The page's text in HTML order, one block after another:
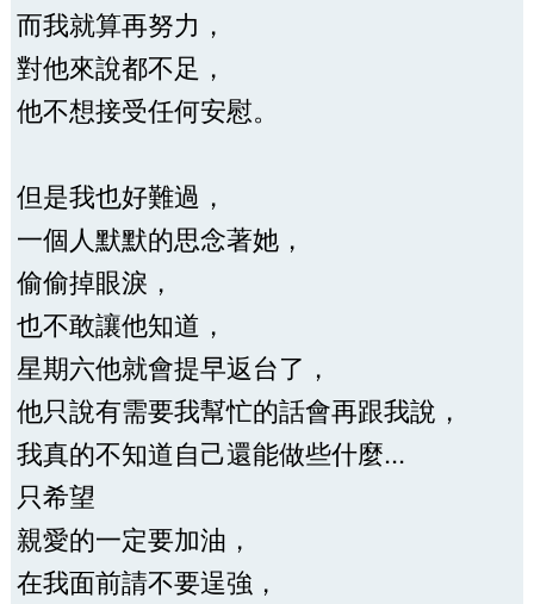
而我就算再努力，
對他來說都不足，
他不想接受任何安慰。
但是我也好難過，
一個人默默的思念著她，
偷偷掉眼淚，
也不敢讓他知道，
星期六他就會提早返台了，
他只說有需要我幫忙的話會再跟我說，
我真的不知道自己還能做些什麼...
只希望
親愛的一定要加油，
在我面前請不要逞強，